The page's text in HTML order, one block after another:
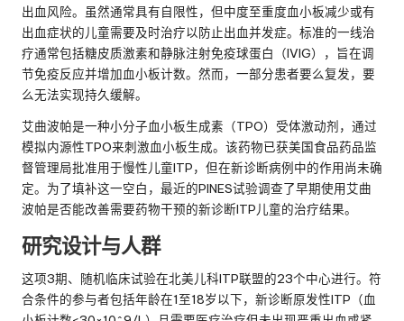
出血风险。虽然通常具有自限性，但中度至重度血小板减少或有
出血症状的儿童需要及时治疗以防止出血并发症。标准的一线治
疗通常包括糖皮质激素和静脉注射免疫球蛋白（IVIG），旨在调
节免疫反应并增加血小板计数。然而，一部分患者要么复发，要
么无法实现持久缓解。
艾曲波帕是一种小分子血小板生成素（TPO）受体激动剂，通过
模拟内源性TPO来刺激血小板生成。该药物已获美国食品药品监
督管理局批准用于慢性儿童ITP，但在新诊断病例中的作用尚未确
定。为了填补这一空白，最近的PINES试验调查了早期使用艾曲
波帕是否能改善需要药物干预的新诊断ITP儿童的治疗结果。
研究设计与人群
这项3期、随机临床试验在北美儿科ITP联盟的23个中心进行。符
合条件的参与者包括年龄在1至18岁以下，新诊断原发性ITP（血